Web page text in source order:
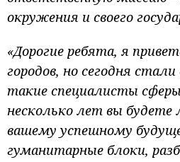
окружения и своего
«Дорогие ребята, я
городов, но сегодня
такие специалисты
несколько лет вы
вашему успешному
гуманитарные блоки,